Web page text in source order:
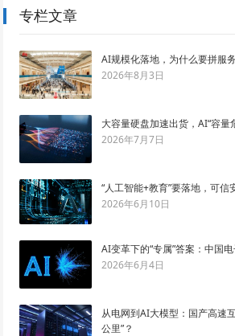
专栏文章
AI规模化落地，为什么要拼服
2026年8月3日
大容量硬盘加速出货，AI“容量
2026年7月7日
“人工智能+教育”要落地，可信
2026年6月10日
AI变革下的“专属”答案：中国
2026年6月4日
从电网到AI大模型：国产高速
公里”？